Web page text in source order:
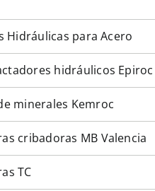
Hidráulicas para Acero
hidráulicos Epiroc
minerales Kemroc
cribadoras MB Valencia
TC